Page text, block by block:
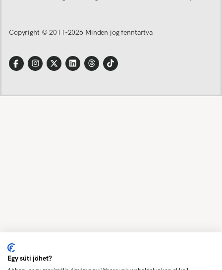
Copyright © 2011-2026 Minden jog fenntartva
Egy süti jöhet?